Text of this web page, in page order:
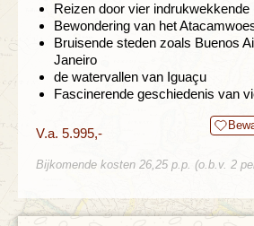
Reizen door vier indrukwekkende
Bewondering van het
Bruisende steden zoals Buenos
Janeiro
de watervallen van Iguaçu
Fascinerende geschiedenis van
V.a. 5.995,-
Bijkomende kosten 26,25 p.p. (o.b.v. 2